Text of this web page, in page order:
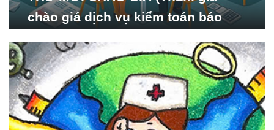
chào giá dịch vụ kiểm toán báo
Nghiên cứu Phát triển Xã
hội_ISDS)